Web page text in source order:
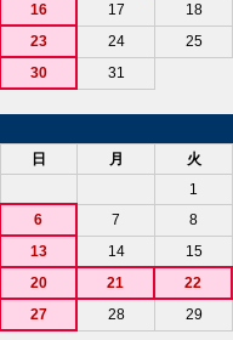
16
17 18
23
24 25
30
31
日
月 火
1
6
7 8
13
14 15
20
21 22
27
28 29